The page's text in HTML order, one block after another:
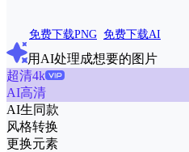
免费下载PNG 免费下载AI
用AI处理成想要的图片
超清4k
AI高清
AI生同款
风格转换
更换元素